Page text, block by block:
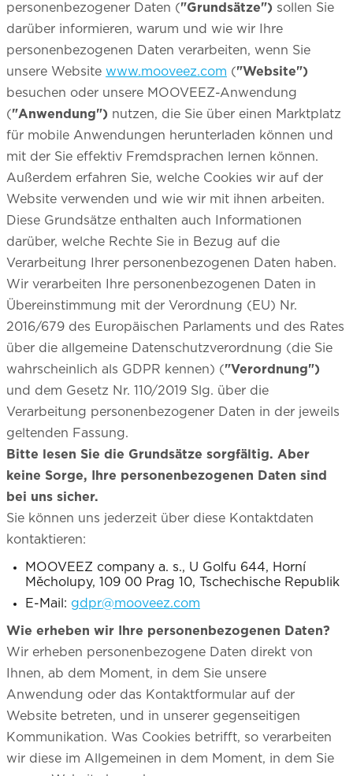
personenbezogener Daten ("Grundsätze") sollen Sie
darüber informieren, warum und wie wir Ihre
personenbezogenen Daten verarbeiten, wenn Sie
unsere Website www.mooveez.com ("Website")
besuchen oder unsere MOOVEEZ-Anwendung
("Anwendung") nutzen, die Sie über einen Marktplatz
für mobile Anwendungen herunterladen können und
mit der Sie effektiv Fremdsprachen lernen können.
Außerdem erfahren Sie, welche Cookies wir auf der
Website verwenden und wie wir mit ihnen arbeiten.
Diese Grundsätze enthalten auch Informationen
darüber, welche Rechte Sie in Bezug auf die
Verarbeitung Ihrer personenbezogenen Daten haben.
Wir verarbeiten Ihre personenbezogenen Daten in
Übereinstimmung mit der Verordnung (EU) Nr.
2016/679 des Europäischen Parlaments und des Rates
über die allgemeine Datenschutzverordnung (die Sie
wahrscheinlich als GDPR kennen) ("Verordnung")
und dem Gesetz Nr. 110/2019 Slg. über die
Verarbeitung personenbezogener Daten in der jeweils
geltenden Fassung.
Bitte lesen Sie die Grundsätze sorgfältig. Aber
keine Sorge, Ihre personenbezogenen Daten sind
bei uns sicher.
Sie können uns jederzeit über diese Kontaktdaten
kontaktieren:
MOOVEEZ company a. s., U Golfu 644, Horní
Měcholupy, 109 00 Prag 10, Tschechische Republik
E-Mail: gdpr@mooveez.com
Wie erheben wir Ihre personenbezogenen Daten?
Wir erheben personenbezogene Daten direkt von
Ihnen, ab dem Moment, in dem Sie unsere
Anwendung oder das Kontaktformular auf der
Website betreten, und in unserer gegenseitigen
Kommunikation. Was Cookies betrifft, so verarbeiten
wir diese im Allgemeinen in dem Moment, in dem Sie